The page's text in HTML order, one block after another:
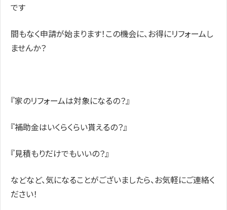
です
間もなく申請が始まります！この機会に、お得にリフォームし
ませんか？
『家のリフォームは対象になるの？』
『補助金はいくらくらい貰えるの？』
『見積もりだけでもいいの？』
などなど、気になることがございましたら、お気軽にご連絡く
ださい！